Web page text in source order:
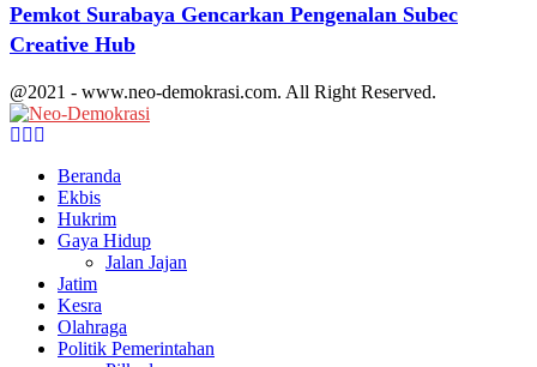
Pemkot Surabaya Gencarkan Pengenalan Subec
Creative Hub
@2021 - www.neo-demokrasi.com. All Right Reserved.
Facebook
Twitter
Beranda
Ekbis
Hukrim
Gaya Hidup
Jalan Jajan
Jatim
Kesra
Olahraga
Politik Pemerintahan